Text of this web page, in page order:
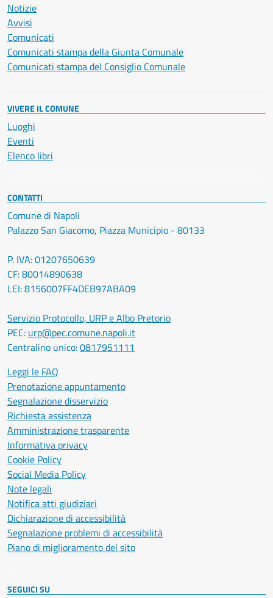
Notizie
Avvisi
Comunicati
Comunicati stampa della Giunta Comunale
Comunicati stampa del Consiglio Comunale
VIVERE IL COMUNE
Luoghi
Eventi
Elenco libri
CONTATTI
Comune di Napoli
Palazzo San Giacomo, Piazza Municipio - 80133
P. IVA: 01207650639
CF: 80014890638
LEI: 8156007FF4DEB97ABA09
Servizio Protocollo, URP e Albo Pretorio
PEC: urp@pec.comune.napoli.it
Centralino unico:0817951111
Leggi le FAQ
Prenotazione appuntamento
Segnalazione disservizio
Richiesta assistenza
Amministrazione trasparente
Informativa privacy
Cookie Policy
Social Media Policy
Note legali
Notifica atti giudiziari
Dichiarazione di accessibilità
Segnalazione problemi di accessibilità
Piano di miglioramento del sito
SEGUICI SU